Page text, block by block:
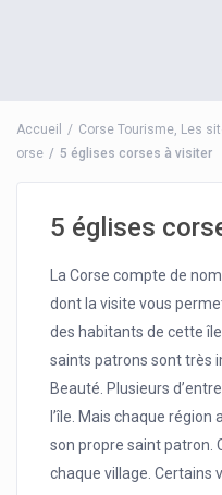
Accueil Corse Tourisme, Les
orse
5 églises corses à visiter
5 églises
La Corse compte de
dont la visite vous
des habitants de cette
saints patrons sont très
Beauté. Plusieurs
l’île. Mais chaque
son propre saint patron.
chaque village. Certains